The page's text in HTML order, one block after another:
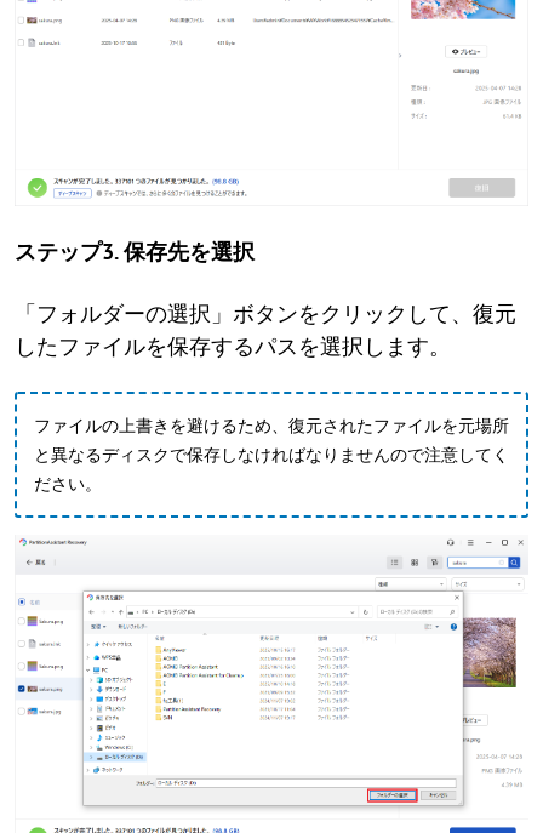
ステップ3. 保存先を選択
「フォルダーの選択」ボタンをクリックして、復元
したファイルを保存するパスを選択します。
ファイルの上書きを避けるため、復元されたファイルを元場所
と異なるディスクで保存しなければなりませんので注意してく
ださい。